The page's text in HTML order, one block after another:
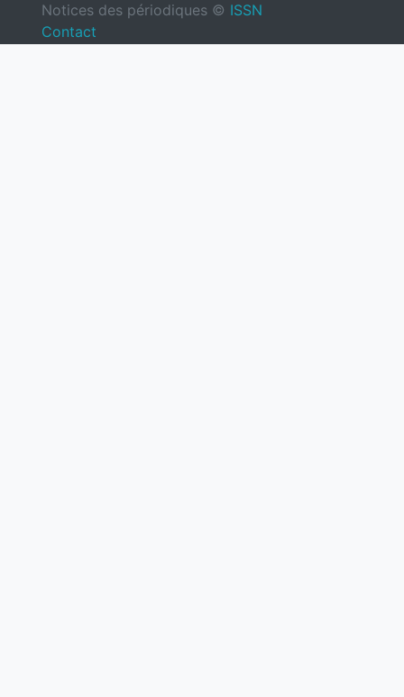
Notices des périodiques © ISSN
Contact